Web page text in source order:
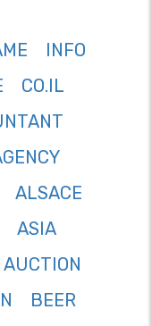
INFO
CO.IL
ALSACE
ASIA
AUCTION
BEER